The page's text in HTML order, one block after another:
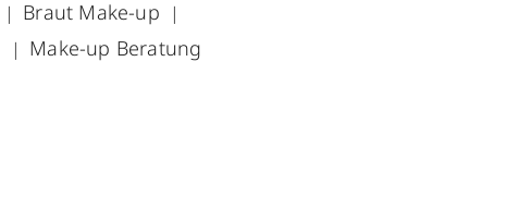
Braut Make-up
Make-up Beratung